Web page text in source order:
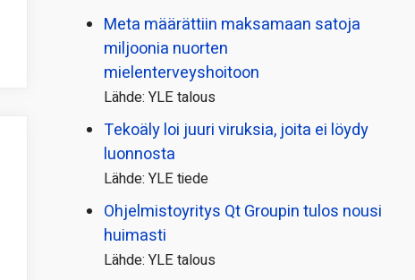
Meta määrättiin maksamaan satoja
miljoonia nuorten
mielenterveyshoitoon
Lähde: YLE talous
Tekoäly loi juuri viruksia, joita ei löydy
luonnosta
Lähde: YLE tiede
Ohjelmistoyritys Qt Groupin tulos nousi
huimasti
Lähde: YLE talous